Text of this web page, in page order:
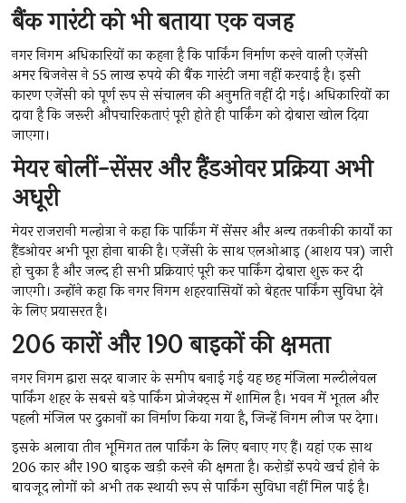
बैंक गारंटी काे भी बताया एक वजह
नगर निगम अधिकारियों का कहना है कि पार्किंग निर्माण करने वाली एजेंसी
अमर बिजनेस ने 55 लाख रुपये की बैंक गारंटी जमा नहीं करवाई है। इसी
कारण एजेंसी को पूर्ण रूप से संचालन की अनुमति नहीं दी गई। अधिकारियों का
दावा है कि जरूरी औपचारिकताएं पूरी होते ही पार्किंग को दोबारा खोल दिया
जाएगा।
मेयर बोलीं-सेंसर और हैंडओवर प्रक्रिया अभी
अधूरी
मेयर राजरानी मल्होत्रा ने कहा कि पार्किंग में सेंसर और अन्य तकनीकी कार्यों का
हैंडओवर अभी पूरा होना बाकी है। एजेंसी के साथ एलओआइ (आशय पत्र) जारी
हो चुका है और जल्द ही सभी प्रक्रियाएं पूरी कर पार्किंग दोबारा शुरू कर दी
जाएगी। उन्होंने कहा कि नगर निगम शहरवासियों को बेहतर पार्किंग सुविधा देने
के लिए प्रयासरत है।
206 कारों और 190 बाइकों की क्षमता
नगर निगम द्वारा सदर बाजार के समीप बनाई गई यह छह मंजिला मल्टीलेवल
पार्किंग शहर के सबसे बड़े पार्किंग प्रोजेक्ट्स में शामिल है। भवन में भूतल और
पहली मंजिल पर दुकानों का निर्माण किया गया है, जिन्हें निगम लीज पर देगा।
इसके अलावा तीन भूमिगत तल पार्किंग के लिए बनाए गए हैं। यहां एक साथ
206 कार और 190 बाइक खड़ी करने की क्षमता है। करोड़ों रुपये खर्च होने के
बावजूद लोगों को अभी तक स्थायी रूप से पार्किंग सुविधा नहीं मिल पाई है।